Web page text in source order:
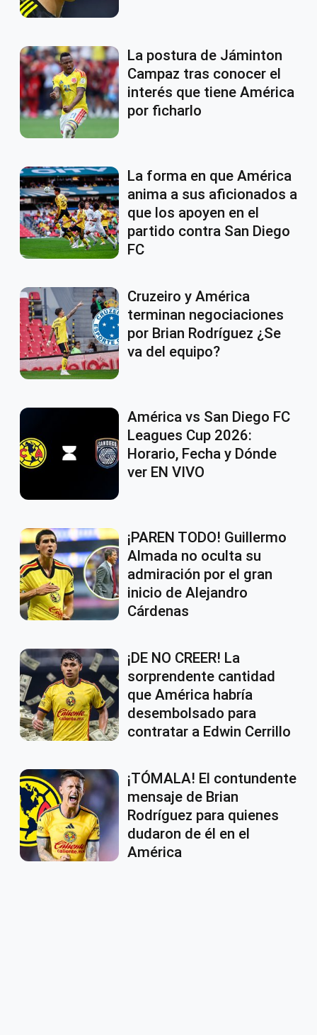
La postura de Jáminton
Campaz tras conocer el
interés que tiene América
por ficharlo
La forma en que América
anima a sus aficionados a
que los apoyen en el
partido contra San Diego
FC
Cruzeiro y América
terminan negociaciones
por Brian Rodríguez ¿Se
va del equipo?
América vs San Diego FC
Leagues Cup 2026:
Horario, Fecha y Dónde
ver EN VIVO
¡PAREN TODO! Guillermo
Almada no oculta su
admiración por el gran
inicio de Alejandro
Cárdenas
¡DE NO CREER! La
sorprendente cantidad
que América habría
desembolsado para
contratar a Edwin Cerrillo
¡TÓMALA! El contundente
mensaje de Brian
Rodríguez para quienes
dudaron de él en el
América